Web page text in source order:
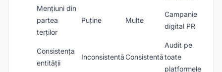
Mențiuni din
partea
terților
Puține Multe
Campanie
digital PR
Consistența
entității
InconsistentăConsistentă
Audit pe
toate
platformele